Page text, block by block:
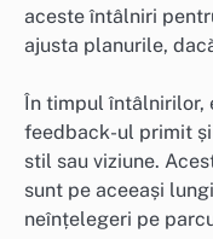
aceste întâlniri
ajusta planurile,
În timpul întâlnirilor,
feedback-ul primit
stil sau viziune.
sunt pe aceeași
neînțelegeri pe